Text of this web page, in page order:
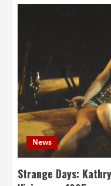
News
Strange Days: